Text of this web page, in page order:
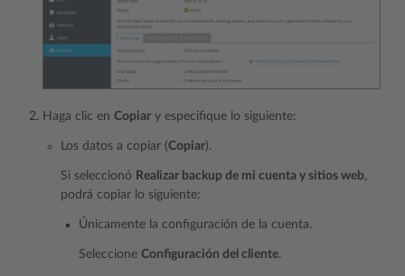
Haga clic en Copiar y especifique lo siguiente:
Los datos a copiar (Copiar).
Si seleccionó Realizar backup de mi cuenta y sitios web,
podrá copiar lo siguiente:
Únicamente la configuración de la cuenta.
Seleccione Configuración del cliente.